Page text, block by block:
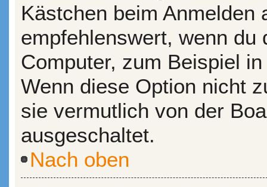
Kästchen beim
empfehlenswert, wenn du
Computer, zum Beispiel
Wenn diese Option nicht
sie vermutlich von der
ausgeschaltet.
Nach oben